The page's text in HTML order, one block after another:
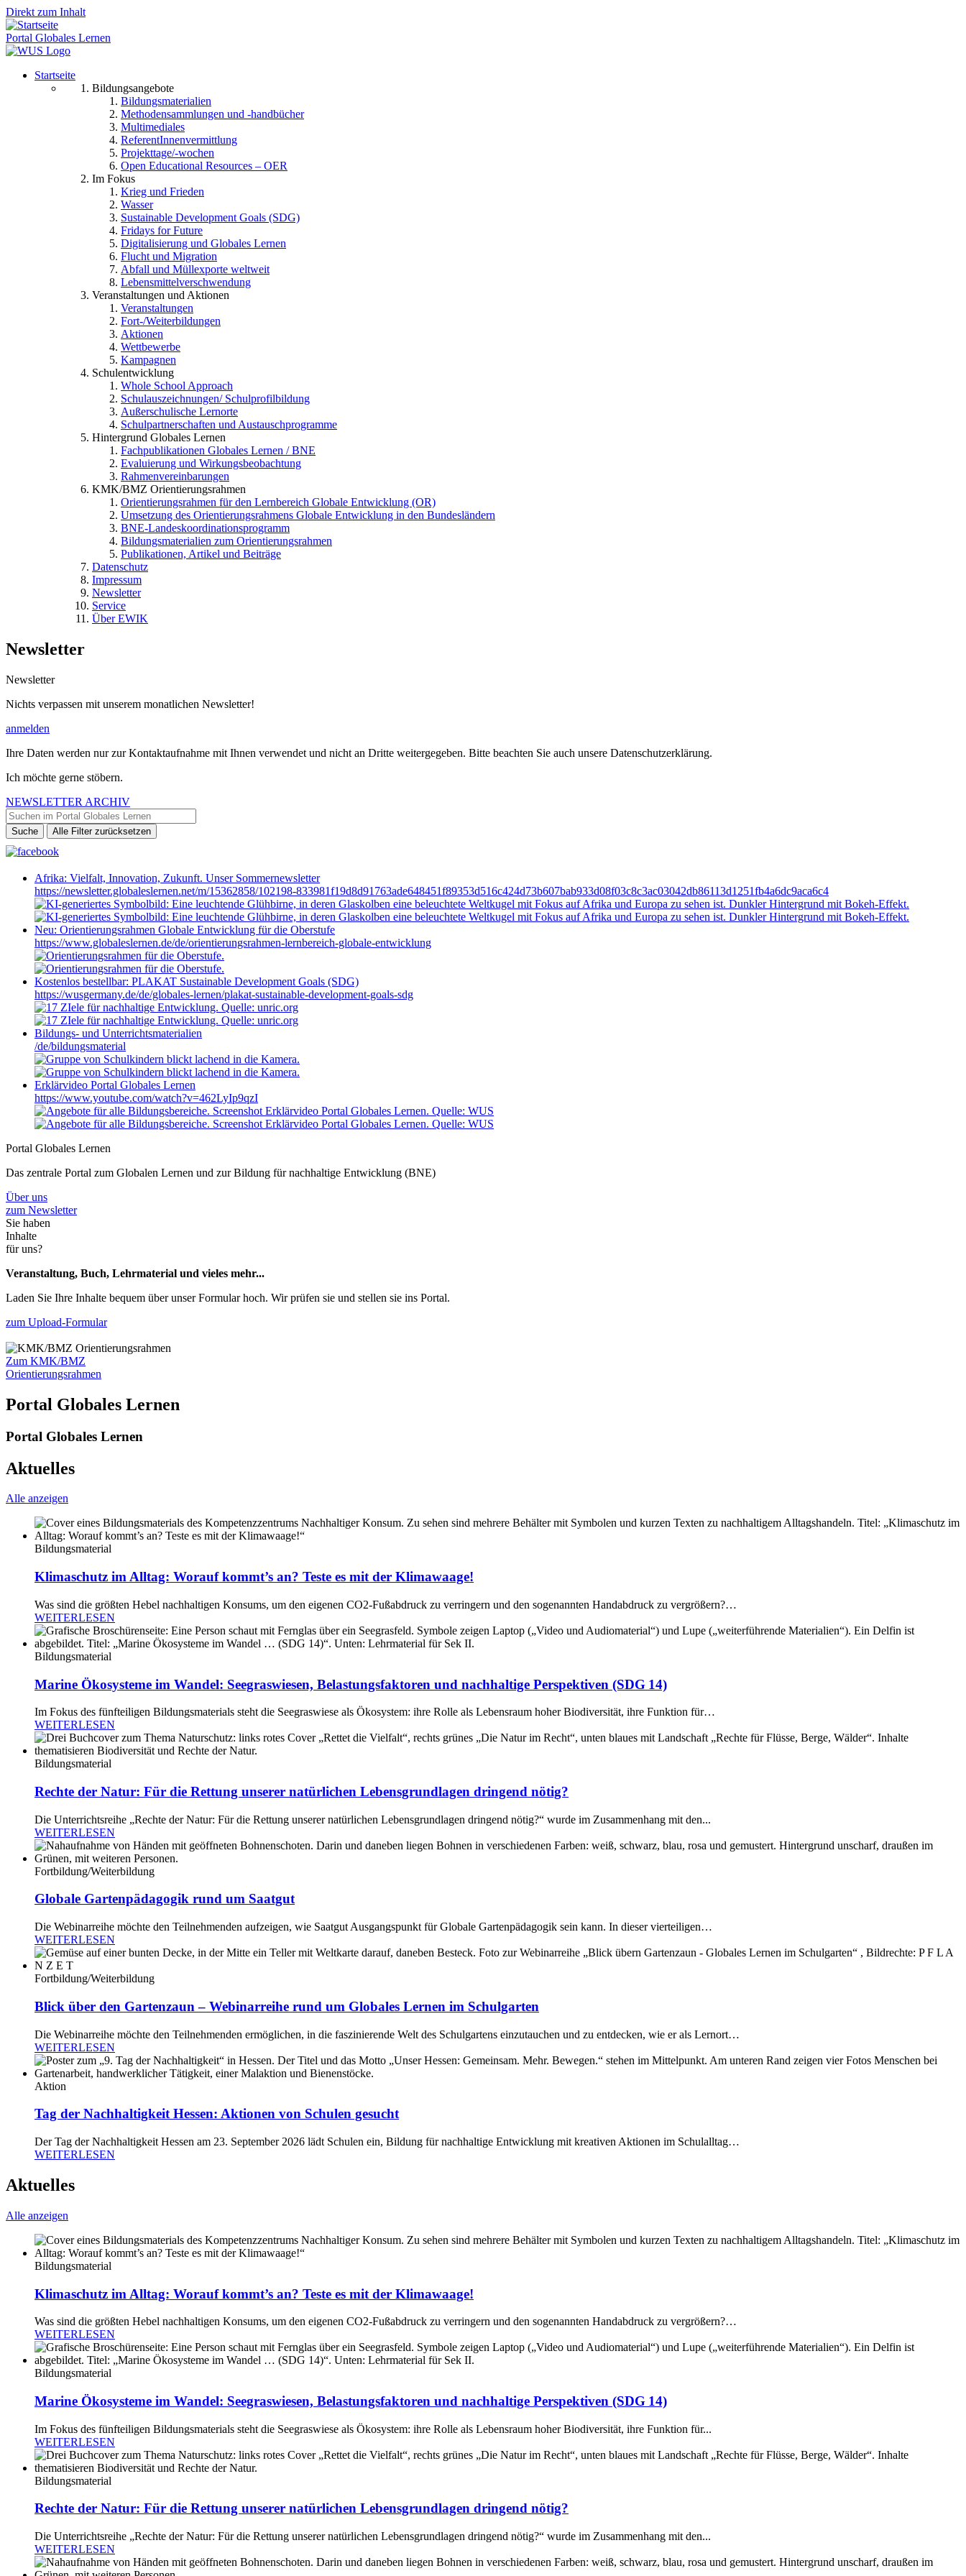
Direkt zum Inhalt
Portal Globales Lernen
Startseite
Bildungsangebote
Bildungsmaterialien
Methodensammlungen und -handbücher
Multimediales
ReferentInnenvermittlung
Projekttage/-wochen
Open Educational Resources – OER
Im Fokus
Krieg und Frieden
Wasser
Sustainable Development Goals (SDG)
Fridays for Future
Digitalisierung und Globales Lernen
Flucht und Migration
Abfall und Müllexporte weltweit
Lebensmittelverschwendung
Veranstaltungen und Aktionen
Veranstaltungen
Fort-/Weiterbildungen
Aktionen
Wettbewerbe
Kampagnen
Schulentwicklung
Whole School Approach
Schulauszeichnungen/ Schulprofilbildung
Außerschulische Lernorte
Schulpartnerschaften und Austauschprogramme
Hintergrund Globales Lernen
Fachpublikationen Globales Lernen / BNE
Evaluierung und Wirkungsbeobachtung
Rahmenvereinbarungen
KMK/BMZ Orientierungsrahmen
Orientierungsrahmen für den Lernbereich Globale Entwicklung (OR)
Umsetzung des Orientierungsrahmens Globale Entwicklung in den Bundesländern
BNE-Landeskoordinationsprogramm
Bildungsmaterialien zum Orientierungsrahmen
Publikationen, Artikel und Beiträge
Datenschutz
Impressum
Newsletter
Service
Über EWIK
Newsletter
Newsletter
Nichts verpassen mit unserem monatlichen Newsletter!
anmelden
Ihre Daten werden nur zur Kontaktaufnahme mit Ihnen verwendet und nicht an Dritte weitergegeben. Bitte beachten Sie auch unsere Datenschutzerklärung.
Ich möchte gerne stöbern.
NEWSLETTER ARCHIV
Afrika: Vielfalt, Innovation, Zukunft. Unser Sommernewsletter
https://newsletter.globaleslernen.net/m/15362858/102198-833981f19d8d91763ade648451f89353d516c424d73b607bab933d08f03c8c3ac03042db86113d1251fb4a6dc9aca6c4
Neu: Orientierungsrahmen Globale Entwicklung für die Oberstufe
https://www.globaleslernen.de/de/orientierungsrahmen-lernbereich-globale-entwicklung
Kostenlos bestellbar: PLAKAT Sustainable Development Goals (SDG)
https://wusgermany.de/de/globales-lernen/plakat-sustainable-development-goals-sdg
Bildungs- und Unterrichtsmaterialien
/de/bildungsmaterial
Erklärvideo Portal Globales Lernen
https://www.youtube.com/watch?v=462LyIp9qzI
Portal Globales Lernen
Das zentrale Portal zum Globalen Lernen und zur Bildung für nachhaltige Entwicklung (BNE)
Über uns
zum Newsletter
Sie haben
Inhalte
für uns?
Veranstaltung, Buch, Lehrmaterial und vieles mehr...
Laden Sie Ihre Inhalte bequem über unser Formular hoch. Wir prüfen sie und stellen sie ins Portal.
zum Upload-Formular
Zum KMK/BMZ
Orientierungsrahmen
Portal Globales Lernen
Portal Globales Lernen
Aktuelles
Alle anzeigen
Bildungsmaterial
Klimaschutz im Alltag: Worauf kommt’s an? Teste es mit der Klimawaage!
Was sind die größten Hebel nachhaltigen Konsums, um den eigenen CO2-Fußabdruck zu verringern und den sogenannten Handabdruck zu vergrößern?…
WEITERLESEN
Bildungsmaterial
Marine Ökosysteme im Wandel: Seegraswiesen, Belastungsfaktoren und nachhaltige Perspektiven (SDG 14)
Im Fokus des fünfteiligen Bildungsmaterials steht die Seegraswiese als Ökosystem: ihre Rolle als Lebensraum hoher Biodiversität, ihre Funktion für…
WEITERLESEN
Bildungsmaterial
Rechte der Natur: Für die Rettung unserer natürlichen Lebensgrundlagen dringend nötig?
Die Unterrichtsreihe „Rechte der Natur: Für die Rettung unserer natürlichen Lebensgrundlagen dringend nötig?“ wurde im Zusammenhang mit den...
WEITERLESEN
Fortbildung/Weiterbildung
Globale Gartenpädagogik rund um Saatgut
Die Webinarreihe möchte den Teilnehmenden aufzeigen, wie Saatgut Ausgangspunkt für Globale Gartenpädagogik sein kann. In dieser vierteiligen…
WEITERLESEN
Fortbildung/Weiterbildung
Blick über den Gartenzaun – Webinarreihe rund um Globales Lernen im Schulgarten
Die Webinarreihe möchte den Teilnehmenden ermöglichen, in die faszinierende Welt des Schulgartens einzutauchen und zu entdecken, wie er als Lernort…
WEITERLESEN
Aktion
Tag der Nachhaltigkeit Hessen: Aktionen von Schulen gesucht
Der Tag der Nachhaltigkeit Hessen am 23. September 2026 lädt Schulen ein, Bildung für nachhaltige Entwicklung mit kreativen Aktionen im Schulalltag…
WEITERLESEN
Aktuelles
Alle anzeigen
Bildungsmaterial
Klimaschutz im Alltag: Worauf kommt’s an? Teste es mit der Klimawaage!
Was sind die größten Hebel nachhaltigen Konsums, um den eigenen CO2-Fußabdruck zu verringern und den sogenannten Handabdruck zu vergrößern?…
WEITERLESEN
Bildungsmaterial
Marine Ökosysteme im Wandel: Seegraswiesen, Belastungsfaktoren und nachhaltige Perspektiven (SDG 14)
Im Fokus des fünfteiligen Bildungsmaterials steht die Seegraswiese als Ökosystem: ihre Rolle als Lebensraum hoher Biodiversität, ihre Funktion für...
WEITERLESEN
Bildungsmaterial
Rechte der Natur: Für die Rettung unserer natürlichen Lebensgrundlagen dringend nötig?
Die Unterrichtsreihe „Rechte der Natur: Für die Rettung unserer natürlichen Lebensgrundlagen dringend nötig?“ wurde im Zusammenhang mit den...
WEITERLESEN